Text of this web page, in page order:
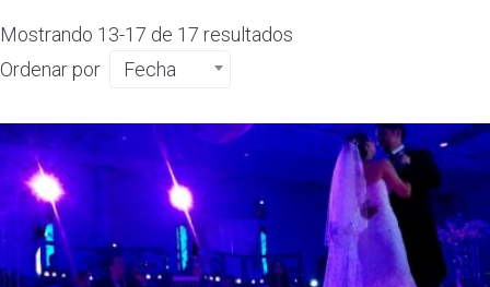
Mostrando 13-17 de 17 resultados
Ordenar por
Fecha